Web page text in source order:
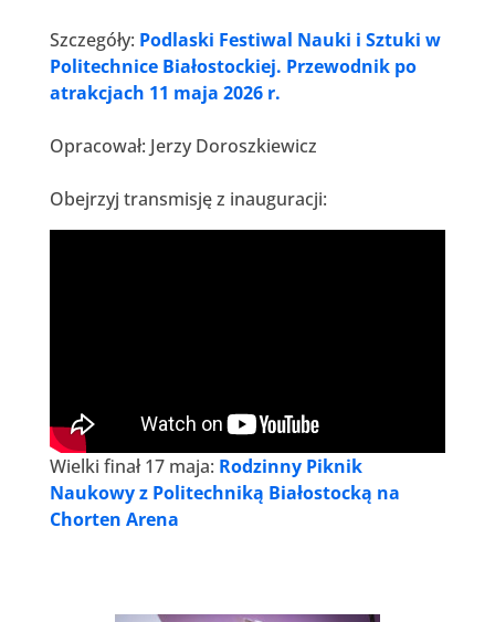
Szczegóły: Podlaski Festiwal Nauki i Sztuki w
Politechnice Białostockiej. Przewodnik po
atrakcjach 11 maja 2026 r.
Opracował: Jerzy Doroszkiewicz
Obejrzyj transmisję z inauguracji:
Wielki finał 17 maja: Rodzinny Piknik
Naukowy z Politechniką Białostocką na
Chorten Arena